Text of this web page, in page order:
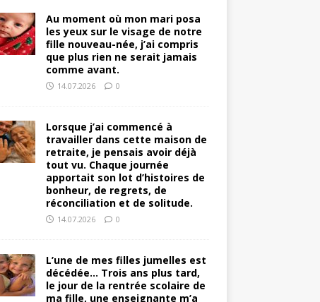
Au moment où mon mari posa
les yeux sur le visage de notre
fille nouveau-née, j’ai compris
que plus rien ne serait jamais
comme avant.
14.07.2026 0
Lorsque j’ai commencé à
travailler dans cette maison de
retraite, je pensais avoir déjà
tout vu. Chaque journée
apportait son lot d’histoires de
bonheur, de regrets, de
réconciliation et de solitude.
14.07.2026 0
L’une de mes filles jumelles est
décédée… Trois ans plus tard,
le jour de la rentrée scolaire de
ma fille, une enseignante m’a